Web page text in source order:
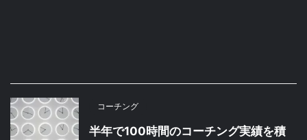
コーチング
半年で100時間のコーチング実績を積